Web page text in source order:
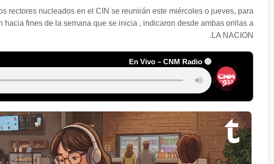
rectores nucleados en el CIN se reunirán este miércoles o jueves, para
fines de la semana que se inicia , indicaron desde ambas orillas a
LA NACION.
🔴 En Vivo – CNM Radio